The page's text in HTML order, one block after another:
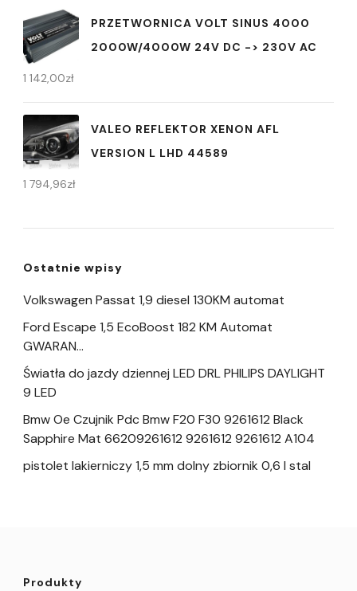
PRZETWORNICA VOLT SINUS 4000
2000W/4000W 24V DC -> 230V AC
1 142,00zł
VALEO REFLEKTOR XENON AFL
VERSION L LHD 44589
1 794,96zł
Ostatnie wpisy
Volkswagen Passat 1,9 diesel 130KM automat
Ford Escape 1,5 EcoBoost 182 KM Automat
GWARAN…
Światła do jazdy dziennej LED DRL PHILIPS DAYLIGHT
9 LED
Bmw Oe Czujnik Pdc Bmw F20 F30 9261612 Black
Sapphire Mat 66209261612 9261612 9261612 A104
pistolet lakierniczy 1,5 mm dolny zbiornik 0,6 l stal
Produkty